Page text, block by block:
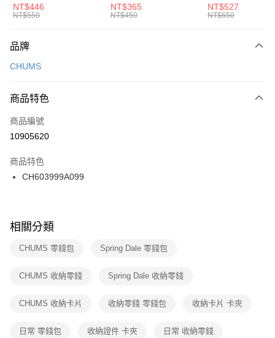
元大商業銀行
台灣樂天信用卡公司
AFTEE先享後付
【關於「AFTEE先享後付」】
便利好安心！
３．安心：先確認商品／服務後，再付款。
【「AFTEE先享後付」結帳流程】
１．於結帳方式選擇「AFTEE先享後付」後，將跳轉至「AFTEE先享後付」
２．訂單成立數日內，您將收到繳費通知簡訊。
３．收到繳費通知簡訊後14天內，點擊此簡訊中的連結，可透過四大超商／
ATM／網路銀行／等多元方式進行付款，方視為交易完成。
※ 交易是否成功請以「AFTEE先享後付 」之結帳頁面顯示為準，若有關於
是否繳費成功／繳費後需取消欲退款等相關疑問，請聯繫「AFTEE先享後付
客戶支援中心」https://netprotections.freshdesk.com/support/home
１．透過由恩沛科技股份有限公司提供之「AFTEE先享後付」服務完成之交
權轉讓予恩沛科技股份有限公司。
３．未成年的使用者請事先徵得法定代理人或監護人之同意方可使用
運送方式
每筆NT$100，滿NT$1,500(含以上)免運費
宅配
每筆NT$100，滿NT$1,500(含以上)免運費
中統襪 FZ3393100
NT$446
NT$550
EMBRDY 男女 短統襪
FZ3073133
NT$365
NT$450
BA5871010
NT$527
NT$650
品牌
CHUMS
商品特色
商品編號
10905620
商品特色
CH603999A099
相關分類
CHUMS 零錢包 Spring Dale 零錢包
CHUMS 收納零錢 Spring Dale 收納零錢
CHUMS 收納卡片 收納零錢 零錢包 收納卡片 卡夾
日常 零錢包 收納證件 卡夾 日常 收納零錢